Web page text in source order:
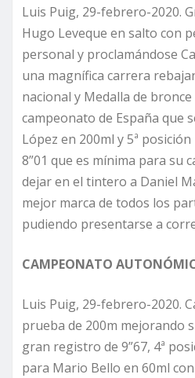
Luis Puig, 29-febrero-2020.
Hugo Leveque en salto con
personal y proclamándose
una magnífica carrera
nacional y Medalla de
campeonato de España que
López en 200ml y 5ª
8”01 que es mínima para su
dejar en el tintero a Daniel
mejor marca de todos los
pudiendo presentarse a
CAMPEONATO
Luis Puig, 29-febrero-2020.
prueba de 200m mejorando
gran registro de 9”67, 4ª
para Mario Bello en 60ml